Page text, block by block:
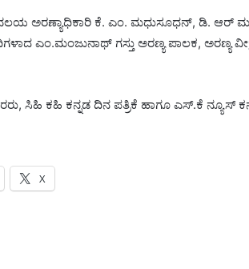
ಅರಣ್ಯಾಧಿಕಾರಿ ಕೆ. ಎಂ. ಮಧುಸೂಧನ್, ಡಿ. ಆರ್
ಎಂ.ಮಂಜುನಾಥ್ ಗಸ್ತು ಅರಣ್ಯ ಪಾಲಕ, ಅರಣ್ಯ
ಸಿಹಿ ಕಹಿ ಕನ್ನಡ ದಿನ ಪತ್ರಿಕೆ ಹಾಗೂ ಎಸ್.ಕೆ ನ್ಯೂಸ್
X